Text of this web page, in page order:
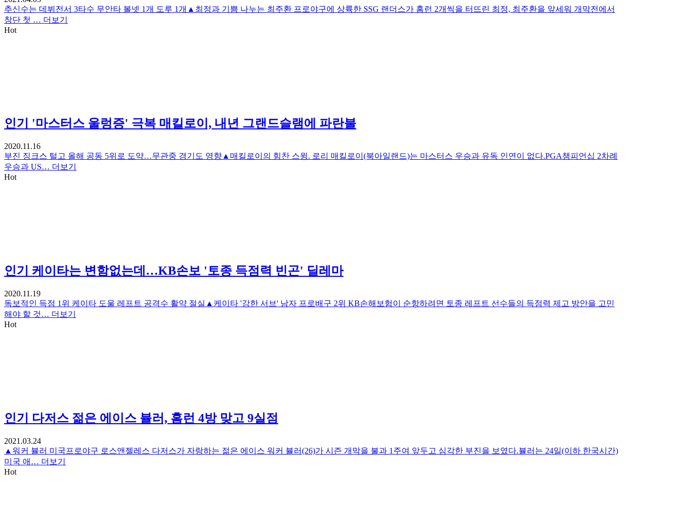
추신수는 데뷔전서 3타수 무안타 볼넷 1개 도루 1개▲최정과 기쁨 나누는 최주환 프로야구에 상륙한 SSG 랜더스가 홈런 2개씩을 터뜨린 최정, 최주환을 앞세워 개막전에서
창단 첫 … 더보기
Hot
인기 '마스터스 울렁증' 극복 매킬로이, 내년 그랜드슬램에 파란불
2020.11.16
부진 징크스 털고 올해 공동 5위로 도약…무관중 경기도 영향▲매킬로이의 힘찬 스윙. 로리 매킬로이(북아일랜드)는 마스터스 우승과 유독 인연이 없다.PGA챔피언십 2차례
우승과 US… 더보기
Hot
인기 케이타는 변함없는데…KB손보 '토종 득점력 빈곤' 딜레마
2020.11.19
독보적인 득점 1위 케이타 도울 레프트 공격수 활약 절실▲케이타 '강한 서브' 남자 프로배구 2위 KB손해보험이 순항하려면 토종 레프트 선수들의 득점력 제고 방안을 고민
해야 할 것… 더보기
Hot
인기 다저스 젊은 에이스 뷸러, 홈런 4방 맞고 9실점
2021.03.24
▲워커 뷸러 미국프로야구 로스앤젤레스 다저스가 자랑하는 젊은 에이스 워커 뷸러(26)가 시즌 개막을 불과 1주여 앞두고 심각한 부진을 보였다.뷸러는 24일(이하 한국시간)
미국 애… 더보기
Hot